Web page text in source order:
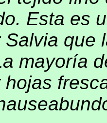
Esta es
Salvia que
mayoría
hojas